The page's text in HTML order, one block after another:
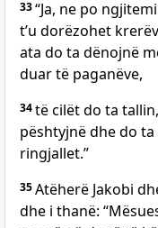
33“Ja, ne po
t’u dorëzohet
ata do ta dënojnë
duar të paganëve,
34të cilët do ta
pështyjnë dhe do
ringjallet.”
35Atëherë Jakobi
dhe i thanë: